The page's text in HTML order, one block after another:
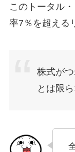
このトータル
率7％を超える
株式が
とは限ら